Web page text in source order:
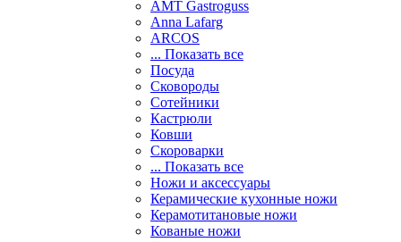
AMT Gastroguss
Anna Lafarg
ARCOS
... Показать все
Посуда
Сковороды
Сотейники
Кастрюли
Ковши
Скороварки
... Показать все
Ножи и аксессуары
Керамические кухонные ножи
Керамотитановые ножи
Кованые ножи